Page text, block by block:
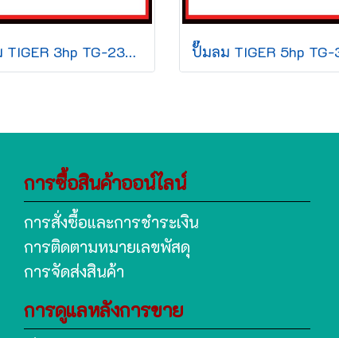
ปั๊มลม TIGER 3hp TG-23T 260L + มอเตอร์ 380v
การซื้อสินค้าออน์ไลน์
การสั่งซื้อและการชำระเงิน
การติดตามหมายเลขพัสดุ
การจัดส่งสินค้า
การดูแลหลังการขาย